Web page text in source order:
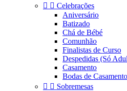
  Celebrações
Aniversário
Batizado
Chá de Bébé
Comunhão
Finalistas de Curso
Despedidas (Só
Casamento
Bodas de Casamento
  Sobremesas